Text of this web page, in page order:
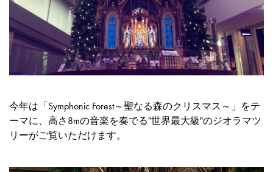
今年は「Symphonic Forest～聖なる森のクリスマス～」をテ
ーマに、高さ8mの音楽を奏でる"世界最大級"のジオラマツ
リーがご覧いただけます。